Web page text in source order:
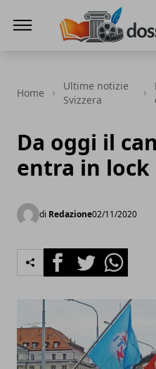
Home
Ultime notizie
Svizzera
Da oggi il
entra in lock
di Redazione02/11/2020
FacebookTwitterWhatsapp